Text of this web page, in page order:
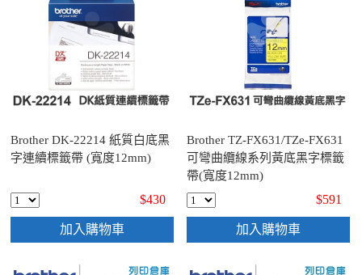
Brother DK-22214 紙質白底黑
字連續標籤帶 (寬度12mm)
$430
加入購物車
Brother TZ-FX631/TZe-FX631
可彎曲纜線系列黃底黑字標籤
帶(寬度12mm)
$591
加入購物車